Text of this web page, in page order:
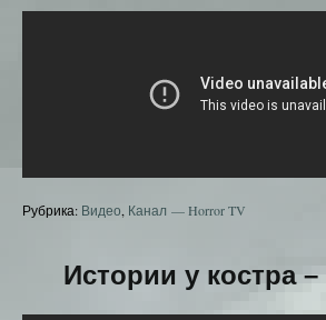
Рубрика: Видео Канал — Horror TV
Истории у костра